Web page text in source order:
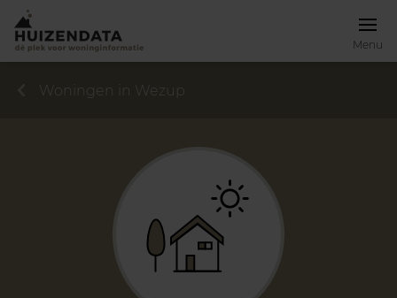
Menu
Woningen in Wezup